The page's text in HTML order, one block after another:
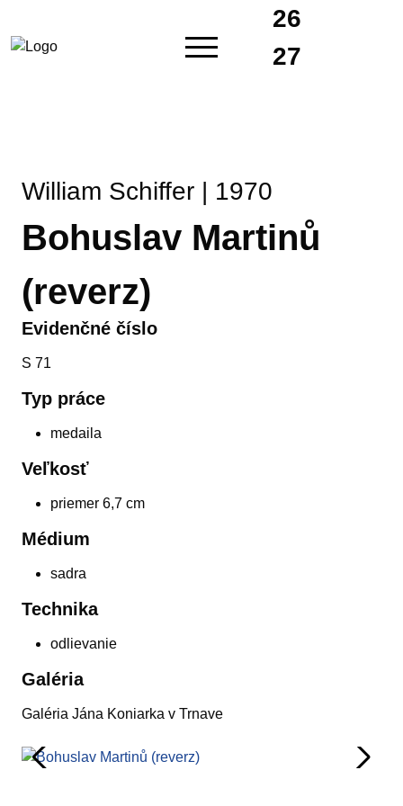
26
27
William Schiffer | 1970
Bohuslav Martinů
(reverz)
Evidenčné číslo
S 71
Typ práce
medaila
Veľkosť
priemer 6,7 cm
Médium
sadra
Technika
odlievanie
Galéria
Galéria Jána Koniarka v Trnave